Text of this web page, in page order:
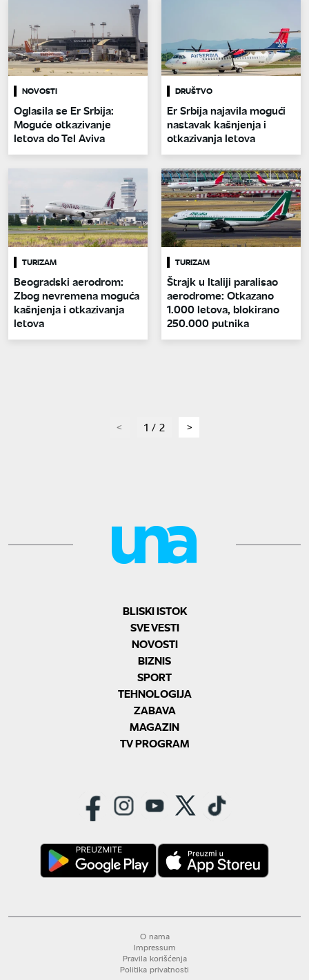
NOVOSTI
Oglasila se Er Srbija:
Moguće otkazivanje
letova do Tel Aviva
DRUŠTVO
Er Srbija najavila mogući
nastavak kašnjenja i
otkazivanja letova
TURIZAM
Beogradski aerodrom:
Zbog nevremena moguća
kašnjenja i otkazivanja
letova
TURIZAM
Štrajk u Italiji paralisao
aerodrome: Otkazano
1.000 letova, blokirano
250.000 putnika
page1 / 2 page
BLISKI ISTOK
SVE VESTI
NOVOSTI
BIZNIS
SPORT
TEHNOLOGIJA
ZABAVA
MAGAZIN
TV PROGRAM
O nama
Impressum
Pravila korišćenja
Politika privatnosti